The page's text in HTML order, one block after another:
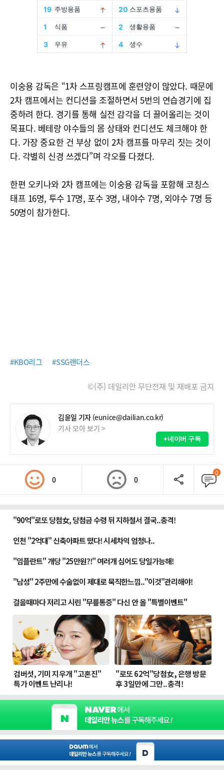
이숭용 감독은 “1차 스프링캠프에 훈련양이 많았다. 때문에
2차 캠프에서는 컨디션을 조절하면서 5번의 연습경기에 집
중하려 한다. 경기를 통해 실전 감각을 더 끌어올리는 것이
목표다. 베테랑 야수들의 몸 상태와 컨디션도 체크해야 한
다. 가장 중요한 건 부상 없이 2차 캠프를 마무리 짓는 것이
다. 각별히 신경 쓰겠다”며 각오를 다졌다.
한편 오키나와 2차 캠프에는 이숭용 감독을 포함해 코칭스
태프 16명, 투수 17명, 포수 3명, 내야수 7명, 외야수 7명 등
50명이 참가한다.
#KBO리그 #SSG랜더스
©(주) 데일리안 무단전재 및 재배포 금지
김윤일 기자 (eunice@dailian.co.kr)
기사 모아 보기 >
+네이버 구독
0 0
0